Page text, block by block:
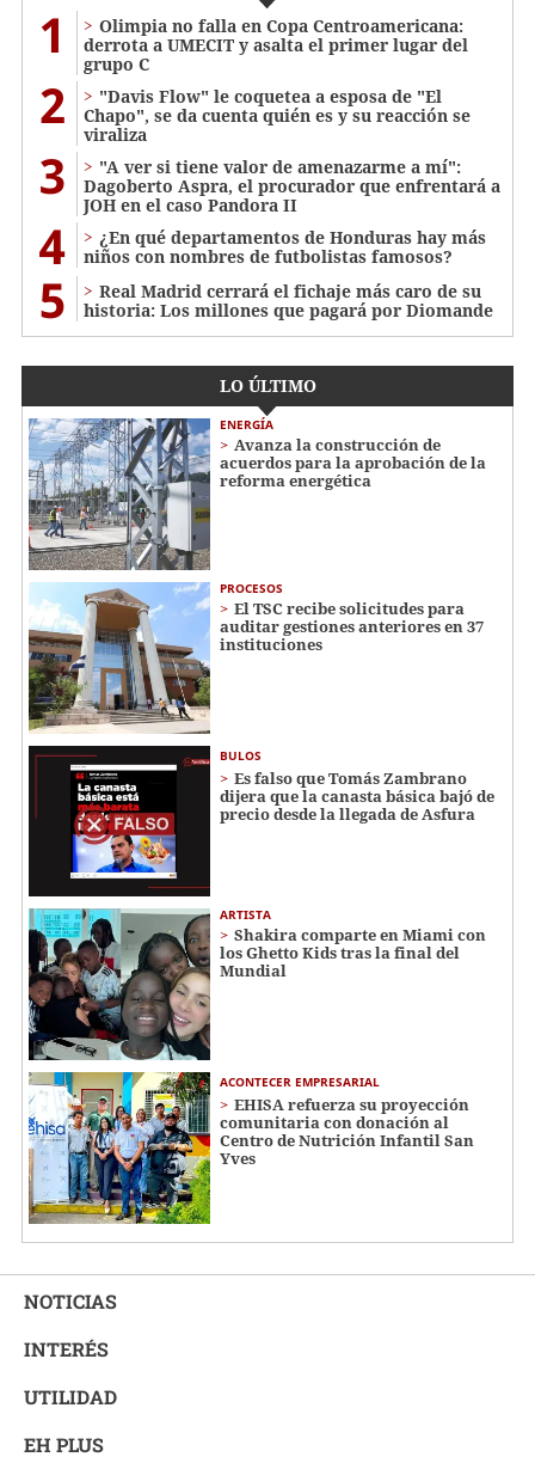
1
Olimpia no falla en Copa Centroamericana:
derrota a UMECIT y asalta el primer lugar del
grupo C
2
"Davis Flow" le coquetea a esposa de "El
Chapo", se da cuenta quién es y su reacción se
viraliza
3
"A ver si tiene valor de amenazarme a mí":
Dagoberto Aspra, el procurador que enfrentará a
JOH en el caso Pandora II
4
¿En qué departamentos de Honduras hay más
niños con nombres de futbolistas famosos?
5
Real Madrid cerrará el fichaje más caro de su
historia: Los millones que pagará por Diomande
LO ÚLTIMO
ENERGÍA
Avanza la construcción de
acuerdos para la aprobación de la
reforma energética
PROCESOS
El TSC recibe solicitudes para
auditar gestiones anteriores en 37
instituciones
BULOS
Es falso que Tomás Zambrano
dijera que la canasta básica bajó de
precio desde la llegada de Asfura
ARTISTA
Shakira comparte en Miami con
los Ghetto Kids tras la final del
Mundial
ACONTECER EMPRESARIAL
EHISA refuerza su proyección
comunitaria con donación al
Centro de Nutrición Infantil San
Yves
NOTICIAS
INTERÉS
UTILIDAD
EH PLUS